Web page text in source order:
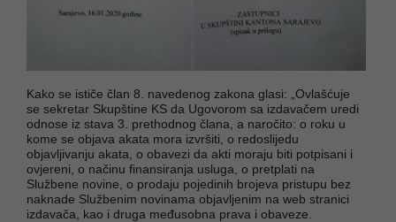
Kako se ističe član 8. navedenog zakona glasi: „Ovlašćuje
se sekretar Skupštine KS da Ugovorom sa izdavačem uredi
odnose iz stava 3. prethodnog člana, a naročito: o roku u
kome se objava akata mora izvršiti, o redoslijedu
objavljivanju akata, o obavezi da akti moraju biti potpisani i
ovjereni, o načinu finansiranja usluga, o pretplati na
Službene novine, o prodaju pojedinih brojeva pristupu bez
naknade Službenim novinama objavljenim na web stranici
izdavača, kao i druga međusobna prava i obaveze.